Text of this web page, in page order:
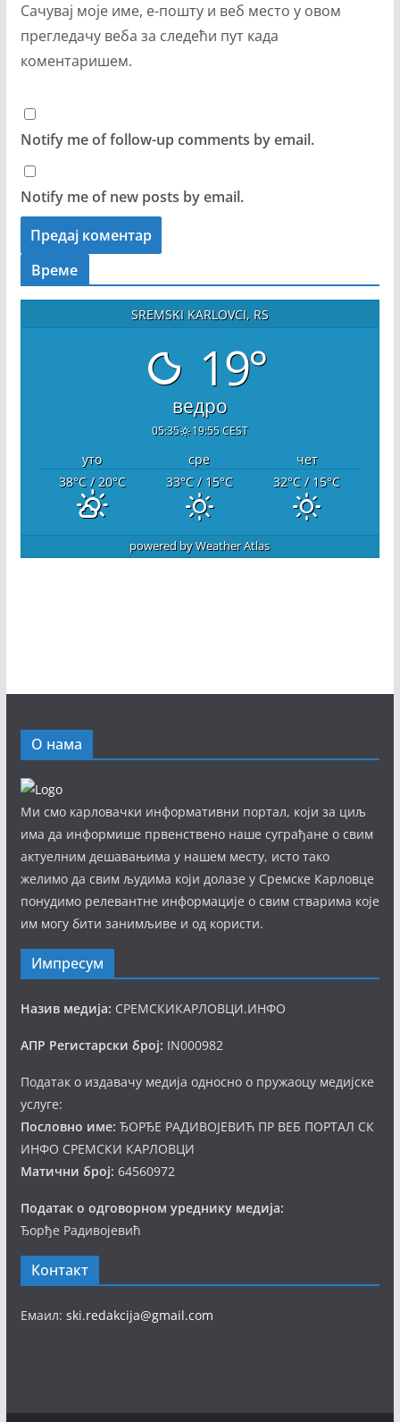
Сачувај моје име, е-пошту и веб место у овом
прегледачу веба за следећи пут када
коментаришем.
Notify me of follow-up comments by email.
Notify me of new posts by email.
Време
SREMSKI KARLOVCI, RS
19°
ведро
05:35 19:55 CEST
уто сре
чет
38°C/ 20°C 33°C/ 15°C 32°C/ 15°C
powered byWeather Atlas
О нама
Ми смо карловачки информативни портал, који за циљ
има да информише првенствено наше суграђане о свим
актуелним дешавањима у нашем месту, исто тако
желимо да свим људима који долазе у Сремске Карловце
понудимо релевантне информације о свим стварима које
им могу бити занимљиве и од користи.
Импресум
Назив медија: СРЕМСКИКАРЛОВЦИ.ИНФО
АПР Регистарски број: IN000982
Податак о издавачу медија односно о пружаоцу медијске
услуге:
Пословно име: ЂОРЂЕ РАДИВОЈЕВИЋ ПР ВЕБ ПОРТАЛ СК
ИНФО СРЕМСКИ КАРЛОВЦИ
Матични број: 64560972
Податак о одговорном уреднику медија:
Ђорђе Радивојевић
Контакт
Емаил: ski.redakcija@gmail.com